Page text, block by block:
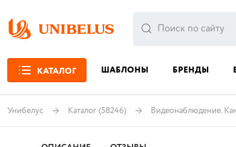
КАТАЛОГ ШАБЛОНЫ БРЕНДЫ
Унибелус Каталог (58246) Видеонаблюдение.